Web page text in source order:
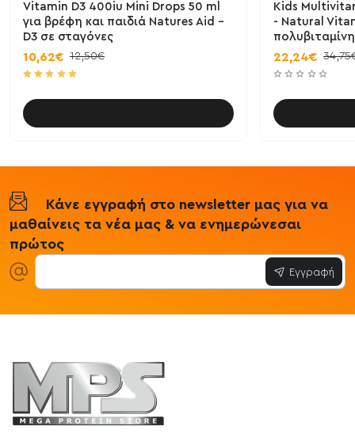
Vitamin D3 400iu Mini Drops 50 ml
για βρέφη και παιδιά Natures Aid -
D3 σε σταγόνες
10,62€ 12,50€
Kids
- Natural
πολυβιταμίνη
22,24€
Κάνε εγγραφή στο newsletter μας για να
μαθαίνεις τα νέα μας & να ενημερώνεσαι
πρώτος
Εγγραφή